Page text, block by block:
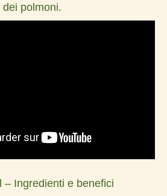
dei polmoni.
– Ingredienti e benefici